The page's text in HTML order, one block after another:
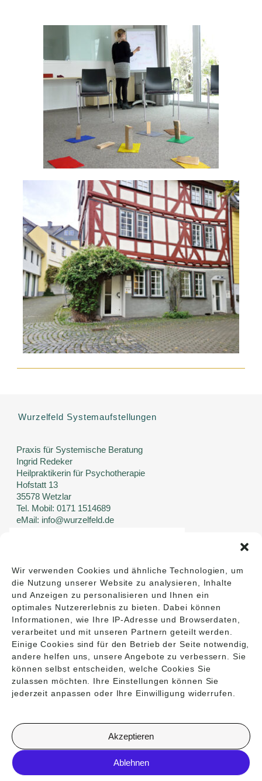
Wir verwenden Cookies und ähnliche Technologien, um
die Nutzung unserer Website zu analysieren, Inhalte
und Anzeigen zu personalisieren und Ihnen ein
optimales Nutzererlebnis zu bieten. Dabei können
Informationen, wie Ihre IP-Adresse und Browserdaten,
verarbeitet und mit unseren Partnern geteilt werden.
Einige Cookies sind für den Betrieb der Seite notwendig,
andere helfen uns, unsere Angebote zu verbessern. Sie
können selbst entscheiden, welche Cookies Sie
zulassen möchten. Ihre Einstellungen können Sie
jederzeit anpassen oder Ihre Einwilligung widerrufen.
Akzeptieren
Ablehnen
Wurzelfeld Systemaufstellungen
Praxis für Systemische Beratung
Ingrid Redeker
Heilpraktikerin für Psychotherapie
Hofstatt 13
35578 Wetzlar
Tel. Mobil: 0171 1514689
eMail: info@wurzelfeld.de
DATENSCHUTZ / COOKIES